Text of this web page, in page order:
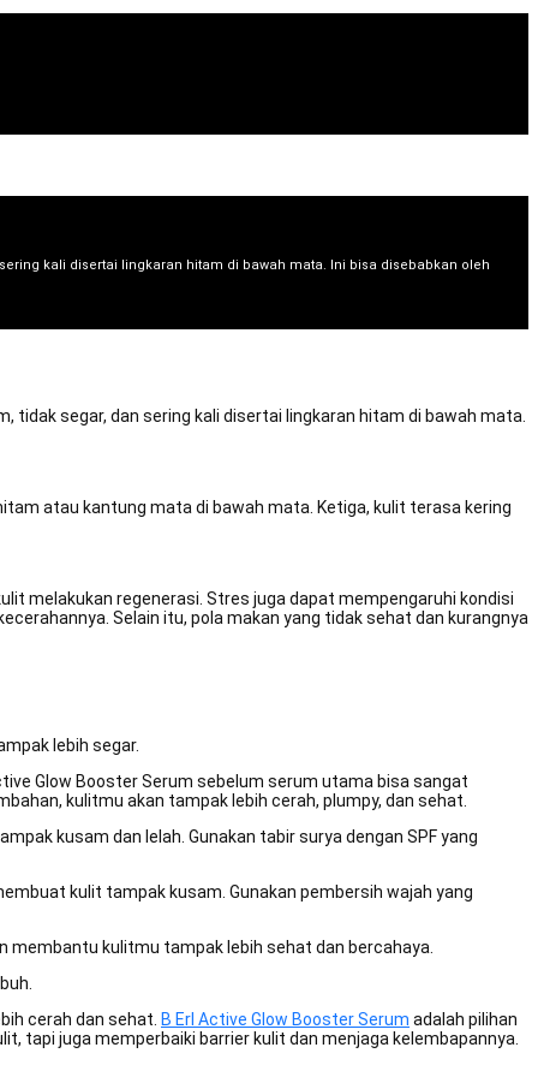
kali disertai lingkaran hitam di bawah mata. Ini bisa disebabkan oleh
tidak segar, dan sering kali disertai lingkaran hitam di bawah mata.
atau kantung mata di bawah mata. Ketiga, kulit terasa kering
melakukan regenerasi. Stres juga dapat mempengaruhi kondisi
Selain itu, pola makan yang tidak sehat dan kurangnya
lebih segar.
Glow Booster Serum sebelum serum utama bisa sangat
kulitmu akan tampak lebih cerah, plumpy, dan sehat.
kusam dan lelah. Gunakan tabir surya dengan SPF yang
kulit tampak kusam. Gunakan pembersih wajah yang
membantu kulitmu tampak lebih sehat dan bercahaya.
cerah dan sehat. B Erl Active Glow Booster Serum adalah pilihan
tapi juga memperbaiki barrier kulit dan menjaga kelembapannya.